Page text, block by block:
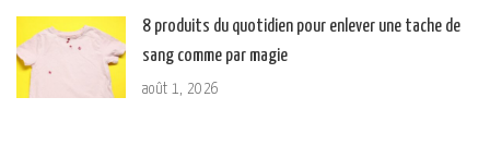
8 produits du quotidien pour enlever une tache de
sang comme par magie
août 1, 2026